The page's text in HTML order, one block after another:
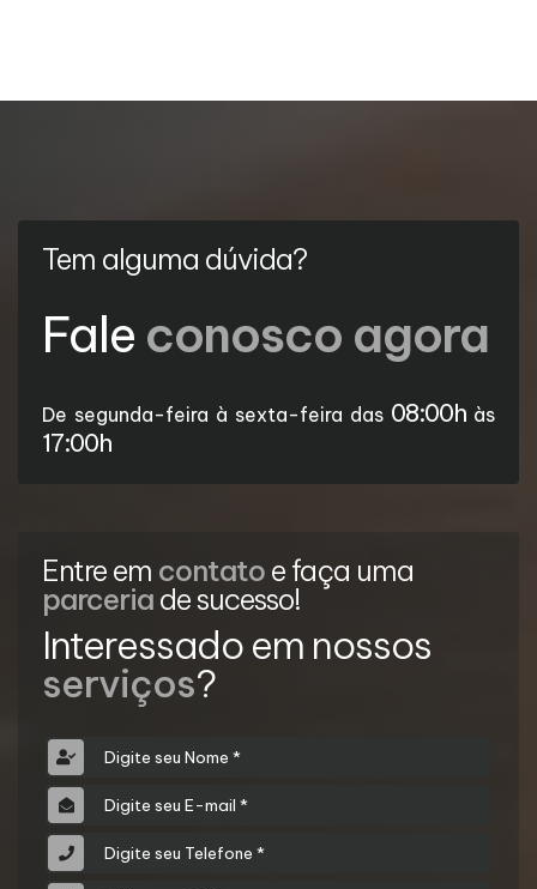
Tem alguma dúvida?
Fale conosco agora
De segunda-feira à sexta-feira das 08:00h às
17:00h
Entre em contato e faça uma
parceria de sucesso!
Interessado em nossos
serviços?